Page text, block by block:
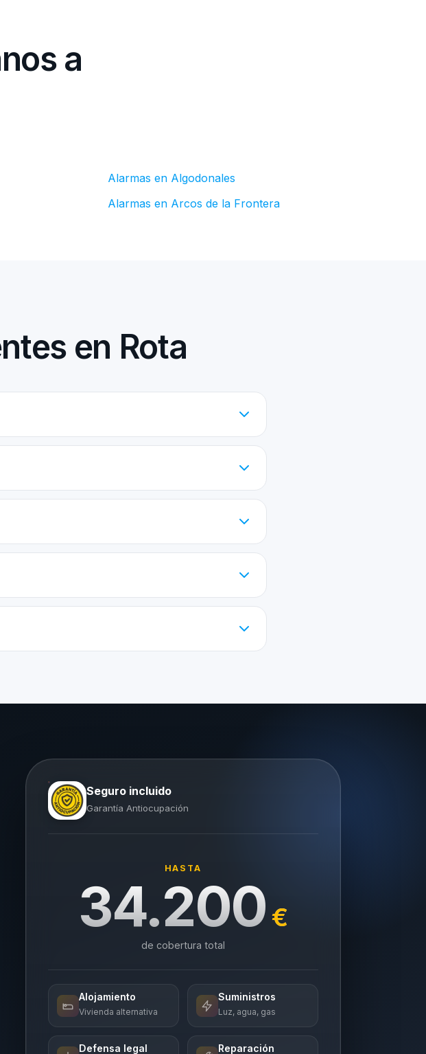
a
Alarmas en Algodonales
Alarmas en Arcos de la Frontera
en Rota
Seguro incluido
Garantía Antiocupación
HASTA
34.200 €
de cobertura total
Alojamiento
Vivienda alternativa
Suministros
Luz, agua, gas
Defensa legal Reparación